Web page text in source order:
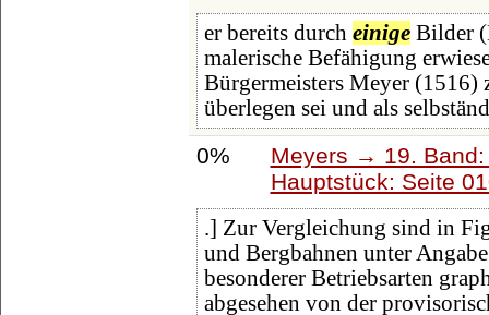
er bereits durch einigeBilder
malerische Befähigung
Bürgermeisters Meyer (1516)
überlegen sei und als
0%
Meyers → 19.
Hauptstück: Seite
.] Zur Vergleichung sind in
und Bergbahnen unter
besonderer Betriebsarten
abgesehen von der